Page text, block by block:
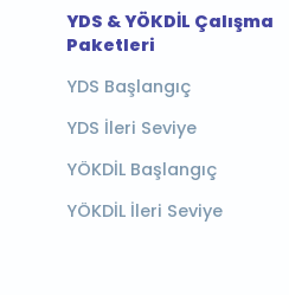
YDS & YÖKDİL Çalışma
Paketleri
YDS Başlangıç
YDS İleri Seviye
YÖKDİL Başlangıç
YÖKDİL İleri Seviye